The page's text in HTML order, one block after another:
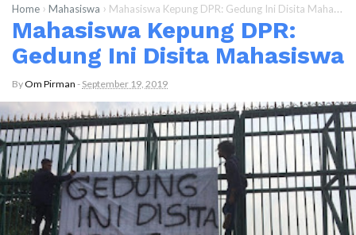
Home › Mahasiswa › Mahasiswa Kepung DPR: Gedung Ini Disita Mahasiswa
Mahasiswa Kepung DPR:
Gedung Ini Disita Mahasiswa
ByOm Pirman - September 19, 2019